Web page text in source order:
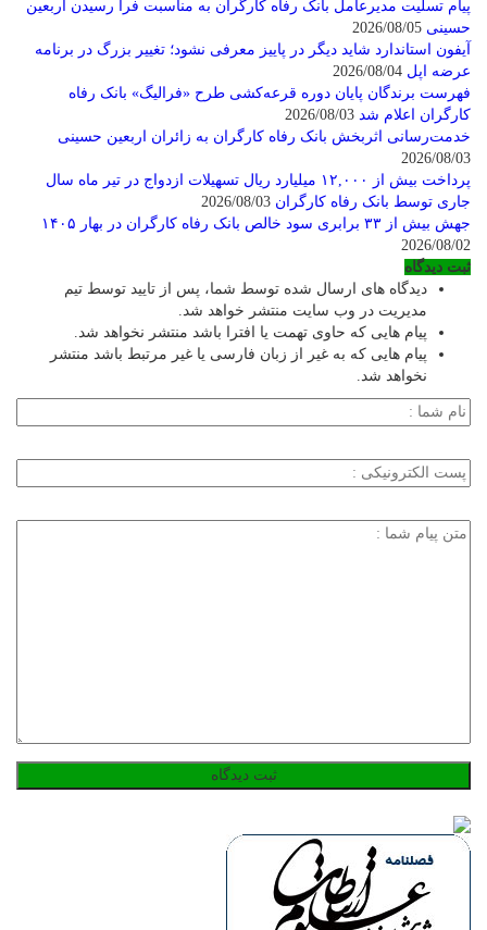
پیام تسلیت مدیرعامل بانک رفاه کارگران به مناسبت فرا رسیدن اربعین
حسینی
آیفون استاندارد شاید دیگر در پاییز معرفی نشود؛ تغییر بزرگ در برنامه
عرضه اپل
فهرست برندگان پایان دوره قرعه‌کشی طرح «فرالیگ» بانک رفاه
کارگران اعلام شد
خدمت‌رسانی اثربخش بانک رفاه کارگران به زائران اربعین حسینی
2026/08/03
پرداخت بیش از ۱۲,۰۰۰ میلیارد ریال تسهیلات ازدواج در تیر ماه سال
جاری توسط بانک رفاه کارگران
جهش بیش از ۳۳ برابری سود خالص بانک رفاه کارگران در بهار ۱۴۰۵
2026/08/02
ثبت دیدگاه
دیدگاه های ارسال شده توسط شما، پس از تایید توسط تیم
مدیریت در وب سایت منتشر خواهد شد.
پیام هایی که حاوی تهمت یا افترا باشد منتشر نخواهد شد.
پیام هایی که به غیر از زبان فارسی یا غیر مرتبط باشد منتشر
نخواهد شد.